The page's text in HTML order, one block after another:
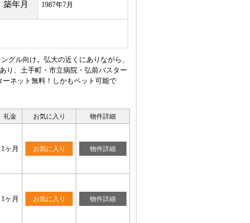
築年月 1987年7月
グル向け。弘大の近くにありながら、
り、土手町・市立病院・弘前バスター
ネット無料！しかもペット可能で
礼金 お気に入り 物件詳細
1ヶ月 お気に入り 物件詳細
1ヶ月 お気に入り 物件詳細